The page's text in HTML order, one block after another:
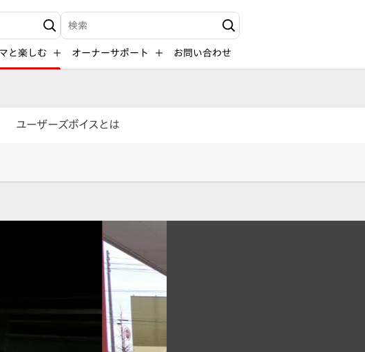
検索キーワード入力
と楽しむ オーナーサポート お問い合わせ
ユーザーズボイスとは